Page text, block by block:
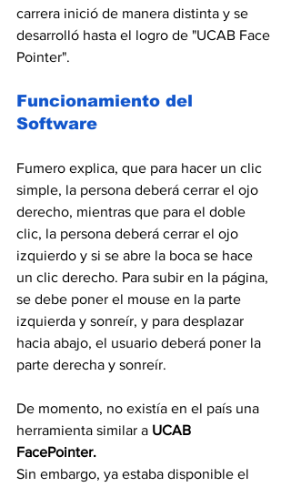
carrera inició de manera distinta y se
desarrolló hasta el logro de "UCAB Face
Pointer".
Funcionamiento del
Software
Fumero explica, que para hacer un clic
simple, la persona deberá cerrar el ojo
derecho, mientras que para el doble
clic, la persona deberá cerrar el ojo
izquierdo y si se abre la boca se hace
un clic derecho. Para subir en la página,
se debe poner el mouse en la parte
izquierda y sonreír, y para desplazar
hacia abajo, el usuario deberá poner la
parte derecha y sonreír.
De momento, no existía en el país una
herramienta similar a UCAB
FacePointer.
Sin embargo, ya estaba disponible el